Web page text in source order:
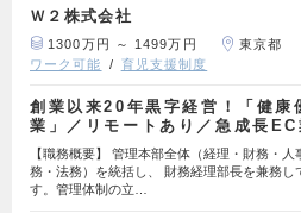
Ｗ２株式会社
1300万円 ～ 1499万円 東京都
ワーク可能
育児支援制度
創業以来20年黒字経営！「健康
業」／リモートあり／急成長EC
【職務概要】 管理本部全体（経理・財務・人
務・法務）を統括し、 財務経理部長を兼務し
す。管理体制の立…